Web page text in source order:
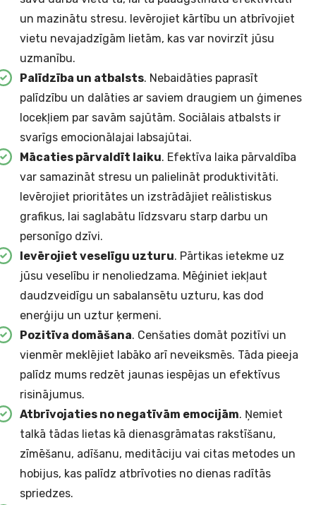
un mazinātu stresu. Ievērojiet kārtību un atbrīvojiet
vietu nevajadzīgām lietām, kas var novirzīt jūsu
uzmanību.
Palīdzība un atbalsts. Nebaidāties paprasīt
palīdzību un dalāties ar saviem draugiem un ģimenes
locekļiem par savām sajūtām. Sociālais atbalsts ir
svarīgs emocionālajai labsajūtai.
Mācaties pārvaldīt laiku. Efektīva laika pārvaldība
var samazināt stresu un palielināt produktivitāti.
Ievērojiet prioritātes un izstrādājiet reālistiskus
grafikus, lai saglabātu līdzsvaru starp darbu un
personīgo dzīvi.
Ievērojiet veselīgu uzturu. Pārtikas ietekme uz
jūsu veselību ir nenoliedzama. Mēģiniet iekļaut
daudzveidīgu un sabalansētu uzturu, kas dod
enerģiju un uztur ķermeni.
Pozitīva domāšana. Cenšaties domāt pozitīvi un
vienmēr meklējiet labāko arī neveiksmēs. Tāda pieeja
palīdz mums redzēt jaunas iespējas un efektīvus
risinājumus.
Atbrīvojaties no negatīvām emocijām. Ņemiet
talkā tādas lietas kā dienasgrāmatas rakstīšanu,
zīmēšanu, adīšanu, meditāciju vai citas metodes un
hobijus, kas palīdz atbrīvoties no dienas radītās
spriedzes.